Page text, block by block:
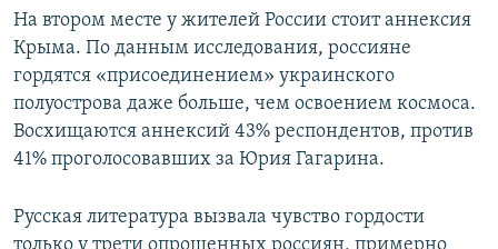
На втором месте у жителей России стоит аннексия
Крыма. По данным исследования, россияне
гордятся «присоединением» украинского
полуострова даже больше, чем освоением космоса.
Восхищаются аннексий 43% респондентов, против
41% проголосовавших за Юрия Гагарина.
Русская литература вызвала чувство гордости